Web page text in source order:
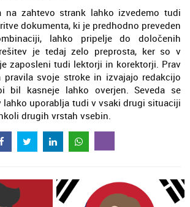
na zahtevo strank lahko izvedemo tudi
dokumenta, ki je predhodno preveden
lahko pripelje do določenih
je tedaj zelo preprosta, ker so v
zaposleni tudi lektorji in korektorji. Prav
svoje stroke in izvajajo redakcijo
bil kasneje lahko overjen. Seveda se
lahko uporablja tudi v vsaki drugi situaciji
drugih vrstah vsebin.